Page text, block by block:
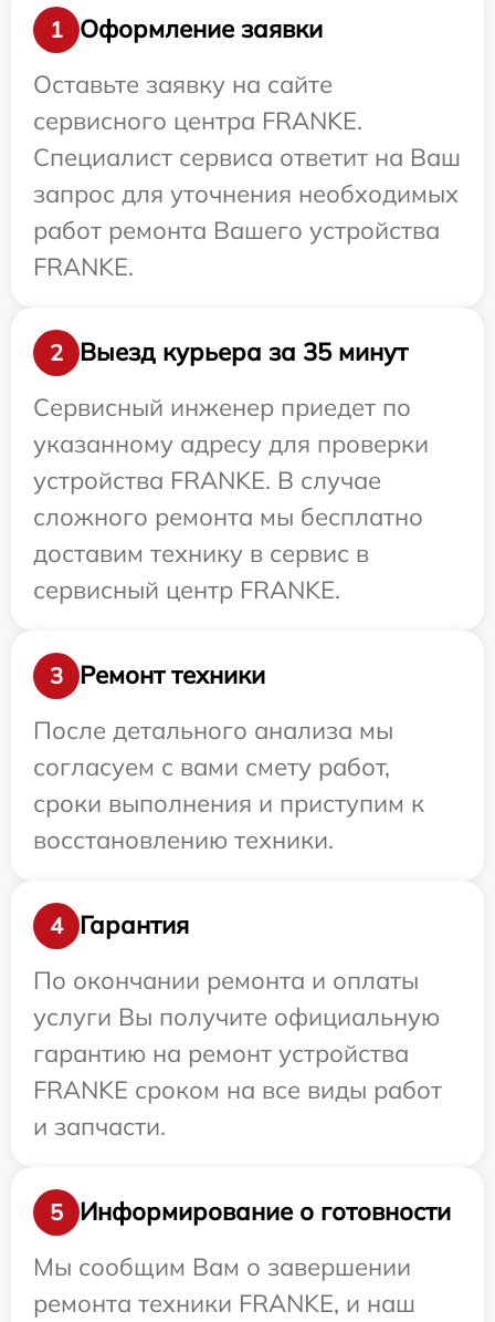
1
Оформление заявки
Оставьте заявку на сайте
сервисного центра FRANKE.
Специалист сервиса ответит на Ваш
запрос для уточнения необходимых
работ ремонта Вашего устройства
FRANKE.
2
Выезд курьера за 35 минут
Сервисный инженер приедет по
указанному адресу для проверки
устройства FRANKE. В случае
сложного ремонта мы бесплатно
доставим технику в сервис в
сервисный центр FRANKE.
3
Ремонт техники
После детального анализа мы
согласуем с вами смету работ,
сроки выполнения и приступим к
восстановлению техники.
4
Гарантия
По окончании ремонта и оплаты
услуги Вы получите официальную
гарантию на ремонт устройства
FRANKE сроком на все виды работ
и запчасти.
5
Информирование о готовности
Мы сообщим Вам о завершении
ремонта техники FRANKE, и наш